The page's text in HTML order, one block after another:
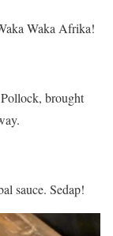
Waka Afrika!
brought
sauce. Sedap!